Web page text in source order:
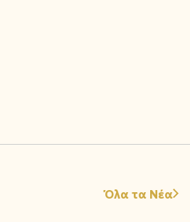
Όλα τα Νέα